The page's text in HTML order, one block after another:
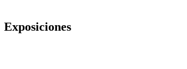
Exposiciones